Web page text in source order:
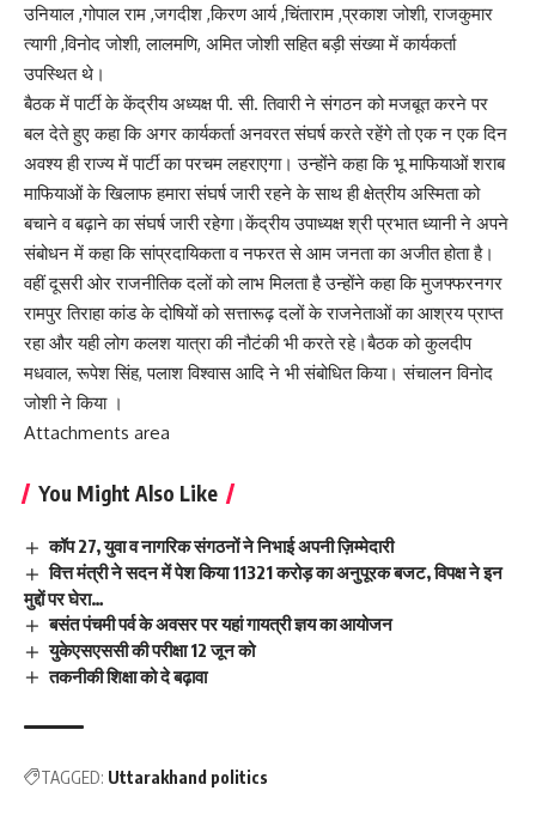
उनियाल ,गोपाल राम ,जगदीश ,किरण आर्य ,चिंताराम ,प्रकाश जोशी, राजकुमार
त्यागी ,विनोद जोशी, लालमणि, अमित जोशी सहित बड़ी संख्या में कार्यकर्ता
उपस्थित थे।
बैठक में पार्टी के केंद्रीय अध्यक्ष पी. सी. तिवारी ने संगठन को मजबूत करने पर
बल देते हुए कहा कि अगर कार्यकर्ता अनवरत संघर्ष करते रहेंगे तो एक न एक दिन
अवश्य ही राज्य में पार्टी का परचम लहराएगा। उन्होंने कहा कि भू माफियाओं शराब
माफियाओं के खिलाफ हमारा संघर्ष जारी रहने के साथ ही क्षेत्रीय अस्मिता को
बचाने व बढ़ाने का संघर्ष जारी रहेगा।केंद्रीय उपाध्यक्ष श्री प्रभात ध्यानी ने अपने
संबोधन में कहा कि सांप्रदायिकता व नफरत से आम जनता का अजीत होता है।
वहीं दूसरी ओर राजनीतिक दलों को लाभ मिलता है उन्होंने कहा कि मुजफ्फरनगर
रामपुर तिराहा कांड के दोषियों को सत्तारूढ़ दलों के राजनेताओं का आश्रय प्राप्त
रहा और यही लोग कलश यात्रा की नौटंकी भी करते रहे।बैठक को कुलदीप
मधवाल, रूपेश सिंह, पलाश विश्वास आदि ने भी संबोधित किया। संचालन विनोद
जोशी ने किया ।‌
Attachments area
You Might Also Like
कॉप 27, युवा व नागरिक संगठनों ने निभाई अपनी ज़िम्मेदारी
वित्त मंत्री ने सदन में पेश किया 11321 करोड़ का अनुपूरक बजट, विपक्ष ने इन
मुद्दों पर घेरा…
बसंत पंचमी पर्व के अवसर पर यहां गायत्री ज्ञय का आयोजन
युकेएसएससी की परीक्षा 12 जून को
तकनीकी शिक्षा को दे बढ़ावा
TAGGED: Uttarakhand politics